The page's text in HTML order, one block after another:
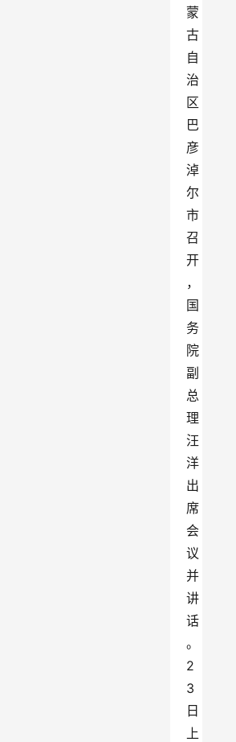
蒙
古
自
治
区
巴
彦
淖
尔
市
召
开
，
国
务
院
副
总
理
汪
洋
出
席
会
议
并
讲
话
。
2
3
日
上